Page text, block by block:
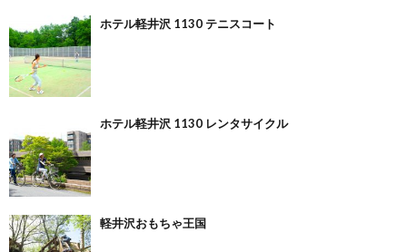
ホテル軽井沢 1130 テニスコート
ホテル軽井沢 1130 レンタサイクル
軽井沢おもちゃ王国